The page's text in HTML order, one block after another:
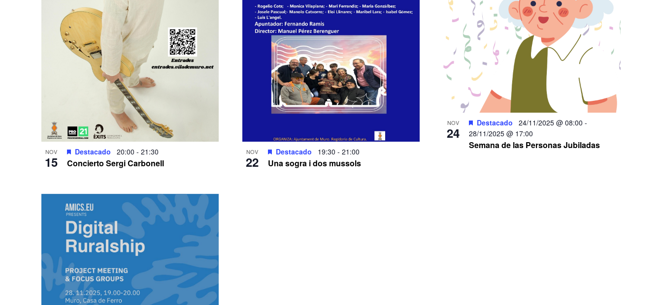
NOV
15 Concierto Sergi Carbonell
Destacado 20:00 - 21:30 NOV
22 Una sogra i dos mussols
Destacado 19:30 - 21:00
NOV
24
Semana de las Personas Jubiladas
Destacado 24/11/2025 @ 08:00 -
28/11/2025 @ 17:00